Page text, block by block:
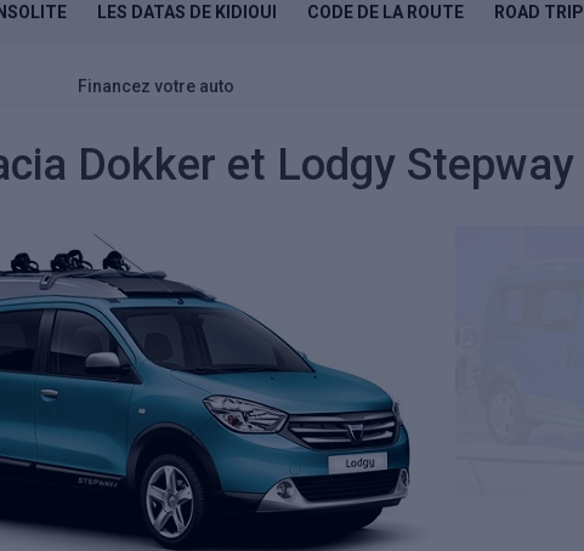
LES DATAS DE KIDIOUI CODE DE LA ROUTE ROAD TRIP
Financez votre auto
Dokker et Lodgy Stepway